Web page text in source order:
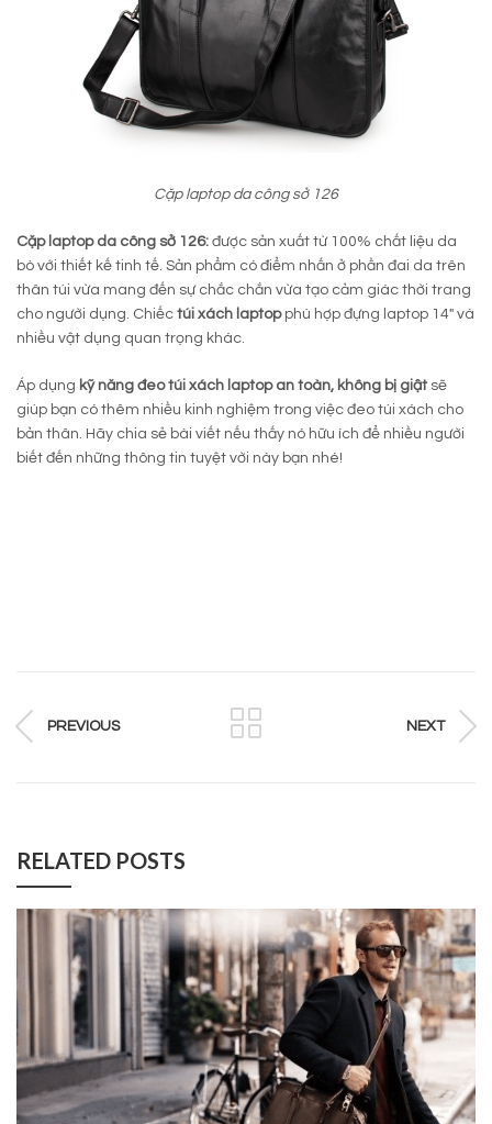
Cặp laptop da công sở 126
Cặp laptop da công sở 126: được sản xuất từ 100% chất liệu da
bò với thiết kế tinh tế. Sản phẩm có điểm nhấn ở phần đai da trên
thân túi vừa mang đến sự chắc chắn vừa tạo cảm giác thời trang
cho người dụng. Chiếc túi xách laptop phù hợp đựng laptop 14″ và
nhiều vật dụng quan trọng khác.
Áp dụng kỹ năng đeo túi xách laptop an toàn, không bị giật sẽ
giúp bạn có thêm nhiều kinh nghiệm trong việc đeo túi xách cho
bản thân. Hãy chia sẻ bài viết nếu thấy nó hữu ích để nhiều người
biết đến những thông tin tuyệt vời này bạn nhé!
PREVIOUS NEXT
RELATED POSTS